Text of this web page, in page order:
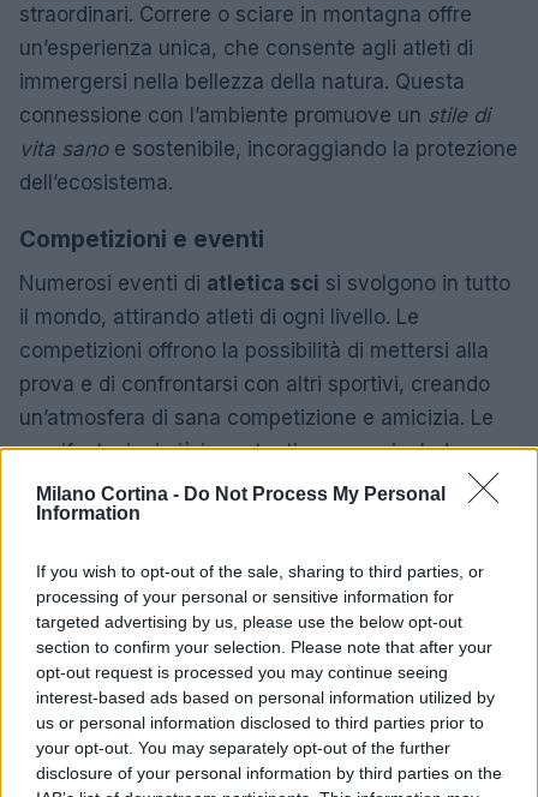
Milano Cortina - Do Not Process My Personal
Information
If you wish to opt-out of the sale, sharing to third parties, or
processing of your personal or sensitive information for
targeted advertising by us, please use the below opt-out
section to confirm your selection. Please note that after your
opt-out request is processed you may continue seeing
interest-based ads based on personal information utilized by
us or personal information disclosed to third parties prior to
your opt-out. You may separately opt-out of the further
disclosure of your personal information by third parties on the
straordinari. Correre o sciare in montagna offre
un’esperienza unica, che consente agli atleti di
immergersi nella bellezza della natura. Questa
connessione con l’ambiente promuove un stile di
vita sanoe sostenibile, incoraggiando la protezione
dell’ecosistema.
Competizioni e eventi
Numerosi eventi di atletica sci si svolgono in tutto
il mondo, attirando atleti di ogni livello. Le
competizioni offrono la possibilità di mettersi alla
prova e di confrontarsi con altri sportivi, creando
un’atmosfera di sana competizione e amicizia. Le
manifestazioni più importanti possono includere
trail running, sci alpinismo e gare di resistenza su
neve, proponendo sfide diverse e affascinanti.
L’atletica sci rappresenta un connubio perfetto tra
sport, avventura e natura. Sia che si tratti di un
principiante sia di un atleta esperto, questa pratica
offre l’opportunità di esplorare scenari mozzafiato e
migliorare le proprie abilità fisiche. Partecipare a
queste competizioni consente di scoprire il piacere
di correre e sciare immersi nella bellezza della